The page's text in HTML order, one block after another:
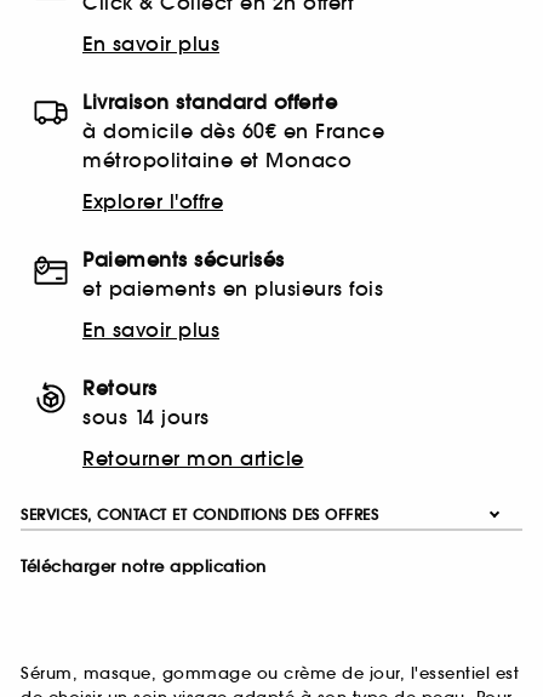
En savoir plus
Livraison standard offerte
à domicile dès 60€ en France
métropolitaine et Monaco
Explorer l'offre
Paiements sécurisés
et paiements en plusieurs fois
En savoir plus
Retours
sous 14 jours
Retourner mon article
SERVICES, CONTACT ET CONDITIONS DES OFFRES
Télécharger notre application
Sérum, masque, gommage ou crème de jour, l'essentiel est